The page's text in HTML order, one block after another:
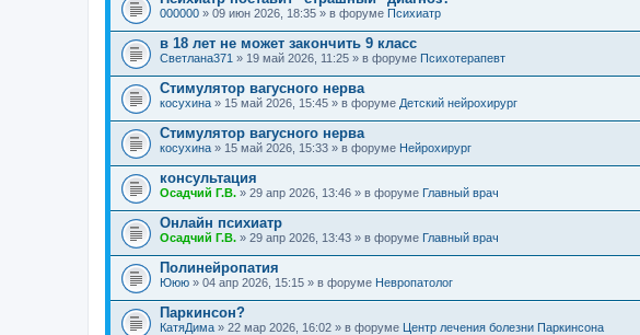
000000 » 09 июн 2026, 18:35 » в форуме Психиатр
в 18 лет не может закончить 9 класс
Светлана371 » 19 май 2026, 11:25 » в форуме Психотерапевт
Стимулятор вагусного нерва
косухина » 15 май 2026, 15:45 » в форуме Детский нейрохирург
Стимулятор вагусного нерва
косухина » 15 май 2026, 15:33 » в форуме Нейрохирург
консультация
Осадчий Г.В. » 29 апр 2026, 13:46 » в форуме Главный врач
Онлайн психиатр
Осадчий Г.В. » 29 апр 2026, 13:43 » в форуме Главный врач
Полинейропатия
Ююю » 04 апр 2026, 15:15 » в форуме Невропатолог
Паркинсон?
КатяДима » 22 мар 2026, 16:02 » в форуме Центр лечения болезни Паркинсона